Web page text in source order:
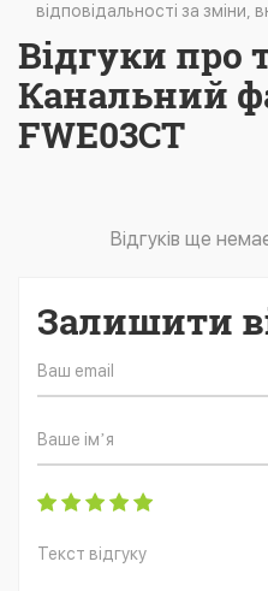
відповідальності за зміни,
Відгуки про
Канальний
FWE03CT
Відгуків ще
Залишити